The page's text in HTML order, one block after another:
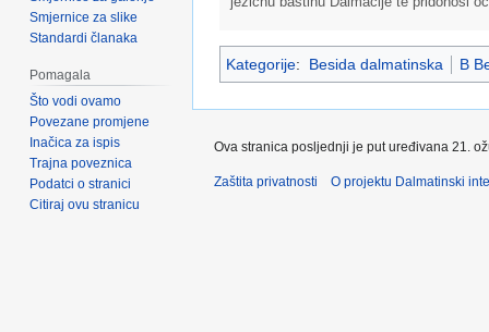
Kategorije: Besida dalmatinska B
Smjernice za slike
Standardi članaka
Pomagala
Što vodi ovamo
Povezane promjene
Inačica za ispis
Trajna poveznica
Podatci o stranici
Citiraj ovu stranicu
Ova stranica posljednji je put uređivana 21.
Zaštita privatnosti O projektu Dalmatinski